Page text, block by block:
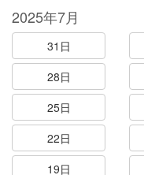
2025年7月
31日
28日
25日
22日
19日